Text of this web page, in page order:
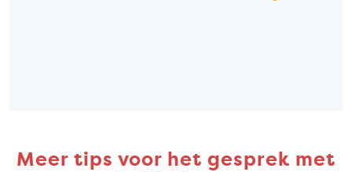
Meer tips voor het gesprek met